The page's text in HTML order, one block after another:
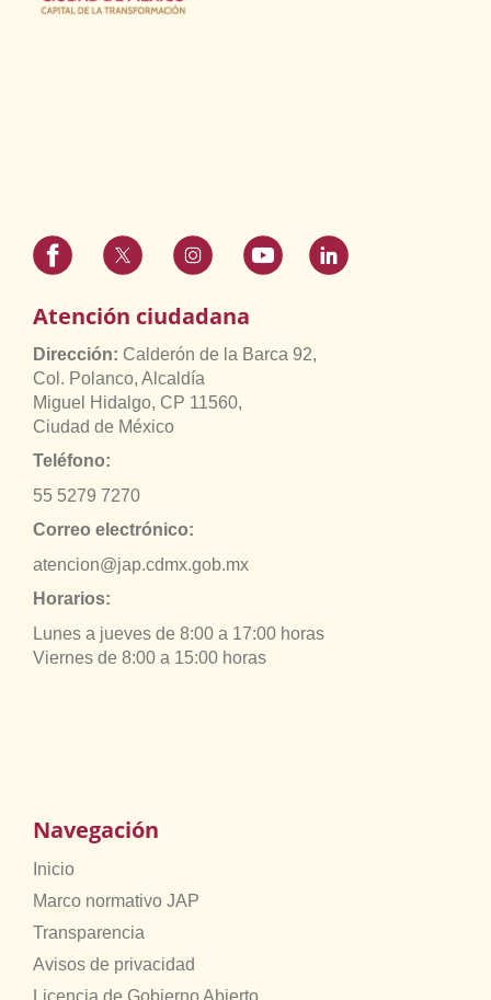
Atención ciudadana
Dirección: Calderón de la Barca 92,
Col. Polanco, Alcaldía
Miguel Hidalgo, CP 11560,
Ciudad de México
Teléfono:
55 5279 7270
Correo electrónico:
atencion@jap.cdmx.gob.mx
Horarios:
Lunes a jueves de 8:00 a 17:00 horas
Viernes de 8:00 a 15:00 horas
Navegación
Inicio
Marco normativo JAP
Transparencia
Avisos de privacidad
Licencia de Gobierno Abierto